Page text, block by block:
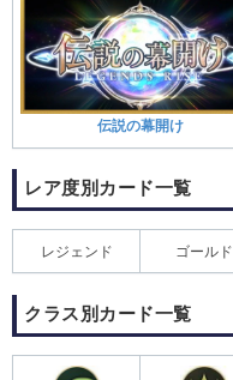
伝説の幕開け
レア度別カード一覧
レジェンド ゴールド
クラス別カード一覧